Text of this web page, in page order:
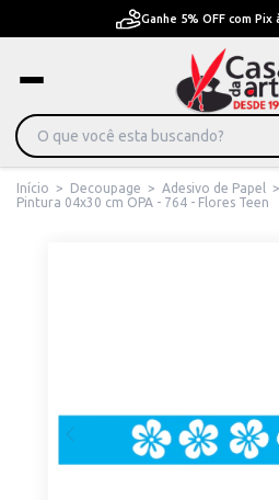
Pague em Até 6x sem juros
Início > Decoupage > Adesivo de Papel >
Pintura 04x30 cm OPA - 764 - Flores Teen